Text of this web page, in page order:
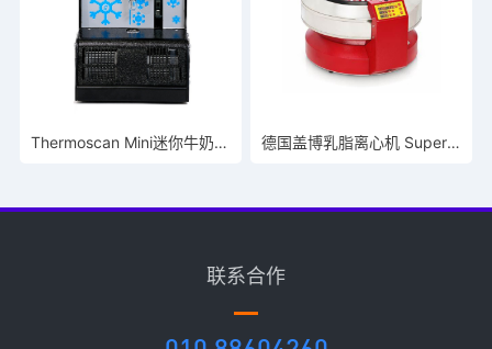
Thermoscan Mini迷你牛奶冰点仪 德国盖博乳脂离心机 SuperVario N
联系合作